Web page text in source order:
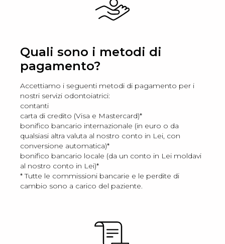
Quali sono i metodi di
pagamento?
Accettiamo i seguenti metodi di pagamento per i
nostri servizi odontoiatrici:
contanti
carta di credito (Visa e Mastercard)*
bonifico bancario internazionale (in euro o da
qualsiasi altra valuta al nostro conto in Lei, con
conversione automatica)*
bonifico bancario locale (da un conto in Lei moldavi
al nostro conto in Lei)*
* Tutte le commissioni bancarie e le perdite di
cambio sono a carico del paziente.